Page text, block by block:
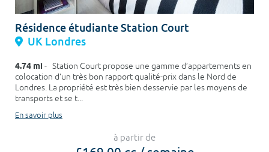
Résidence étudiante Station Court
UK Londres
4.74 mi - Station Court propose une gamme d’appartements en
colocation d’un très bon rapport qualité-prix dans le Nord de
Londres. La propriété est très bien desservie par les moyens de
transports et se t...
En savoir plus
à partir de